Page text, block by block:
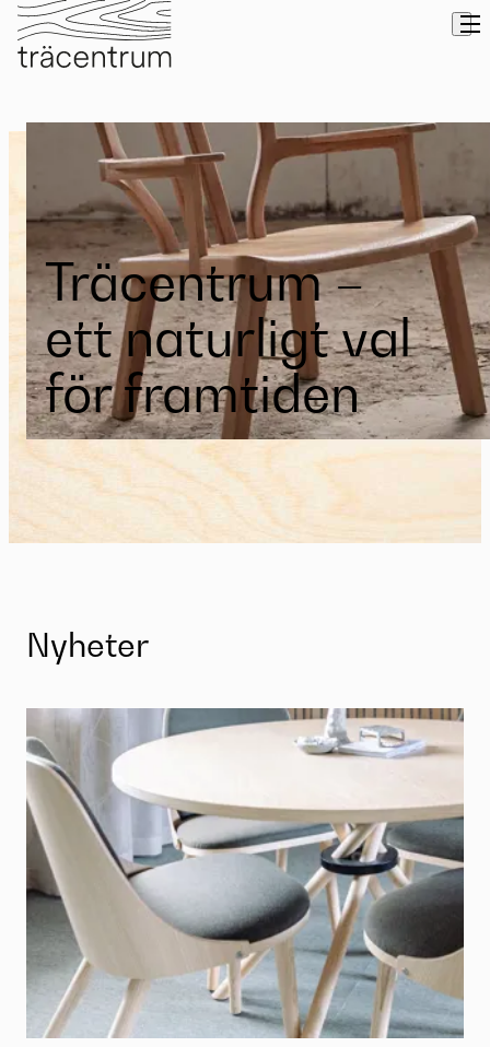
Träcentrum –
ett naturligt val
för framtiden
Nyheter